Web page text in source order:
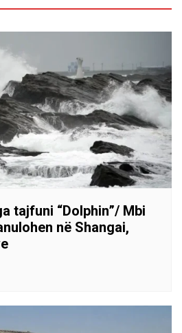
tajfuni “Dolphin”/ Mbi
në Shangai,